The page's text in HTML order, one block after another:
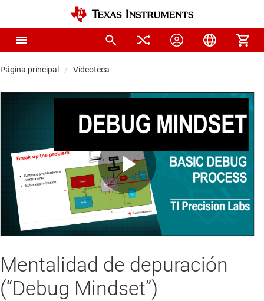
Página principal Videoteca
Play
Video
Mentalidad de depuración
(“Debug Mindset”)